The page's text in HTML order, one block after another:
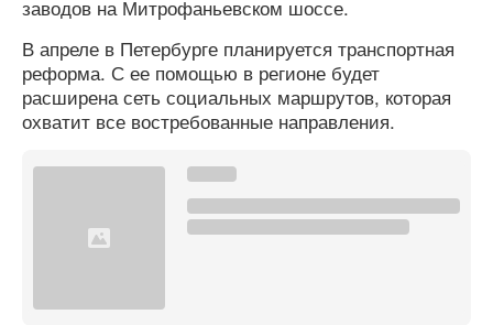
заводов на Митрофаньевском шоссе.
В апреле в Петербурге планируется транспортная
реформа. С ее помощью в регионе будет
расширена сеть социальных маршрутов, которая
охватит все востребованные направления.